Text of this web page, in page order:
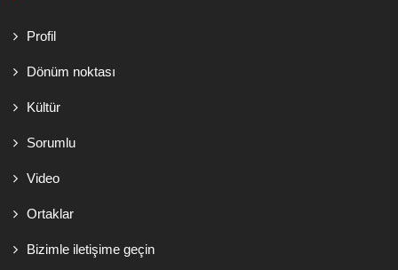
Profil
Dönüm noktası
Kültür
Sorumlu
Video
Ortaklar
Bizimle iletişime geçin